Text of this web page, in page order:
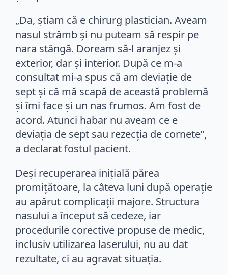
„Da, știam că e chirurg plastician. Aveam
nasul strâmb și nu puteam să respir pe
nara stângă. Doream să-l aranjez și
exterior, dar și interior. După ce m-a
consultat mi-a spus că am deviație de
sept și că mă scapă de această problemă
și îmi face și un nas frumos. Am fost de
acord. Atunci habar nu aveam ce e
deviația de sept sau rezecția de cornete”,
a declarat fostul pacient.
Deși recuperarea inițială părea
promițătoare, la câteva luni după operație
au apărut complicații majore. Structura
nasului a început să cedeze, iar
procedurile corective propuse de medic,
inclusiv utilizarea laserului, nu au dat
rezultate, ci au agravat situația.